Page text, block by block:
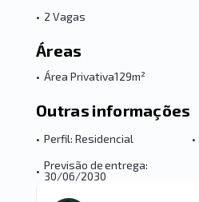
• 2 Vagas
Áreas
• Área Privativa129m²
Outras informações
• Perfil: Residencial •
• Previsão de entrega:
30/06/2030